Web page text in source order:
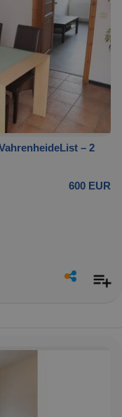
– 2
600 EUR